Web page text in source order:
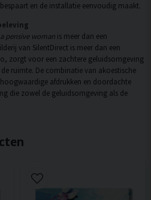
en de installatie eenvoudig maakt.
pensive woman is meer dan een
van SilentDirect is meer dan een
zorgt voor een zachtere geluidsomgeving
ruimte. De combinatie van akoestische
afdrukken en doordachte
die zowel de geluidsomgeving als de